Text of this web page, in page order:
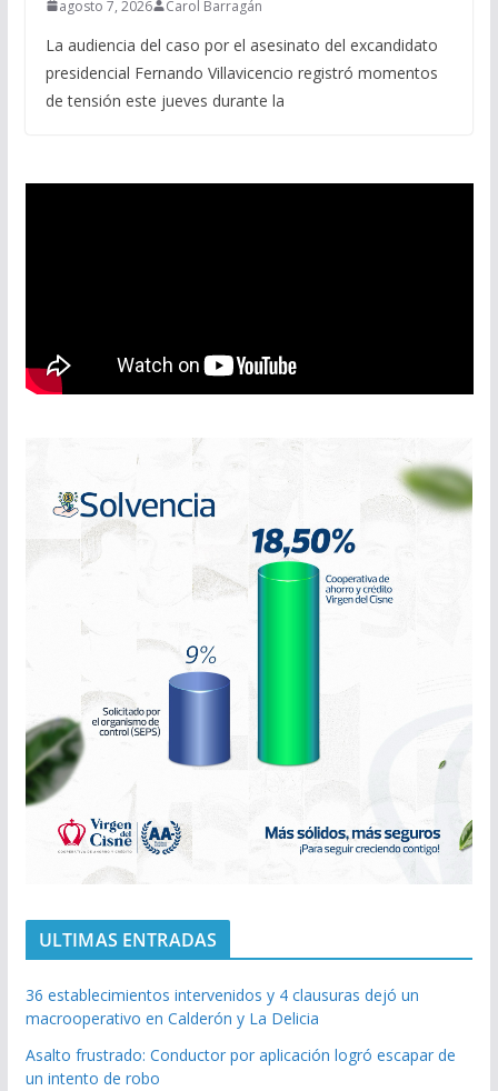
agosto 7, 2026 Carol Barragán
La audiencia del caso por el asesinato del excandidato
presidencial Fernando Villavicencio registró momentos
de tensión este jueves durante la
ULTIMAS ENTRADAS
36 establecimientos intervenidos y 4 clausuras dejó un
macrooperativo en Calderón y La Delicia
Asalto frustrado: Conductor por aplicación logró escapar de
un intento de robo